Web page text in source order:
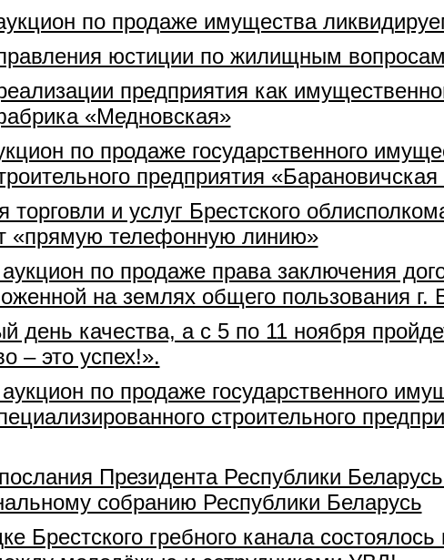
по продаже имущества
юстиции по жилищным вопросам
предприятия как
«Медновская»
по продаже государственного
предприятия
торговли и услуг Брестского
«прямую телефонную линию»
по продаже права заключения
на землях общего пользования г.
день качества, а с 5 по 11 ноября
– это успех!».
по продаже государственного
строительного
Президента Республики
собранию Республики Беларусь
Брестского гребного канала